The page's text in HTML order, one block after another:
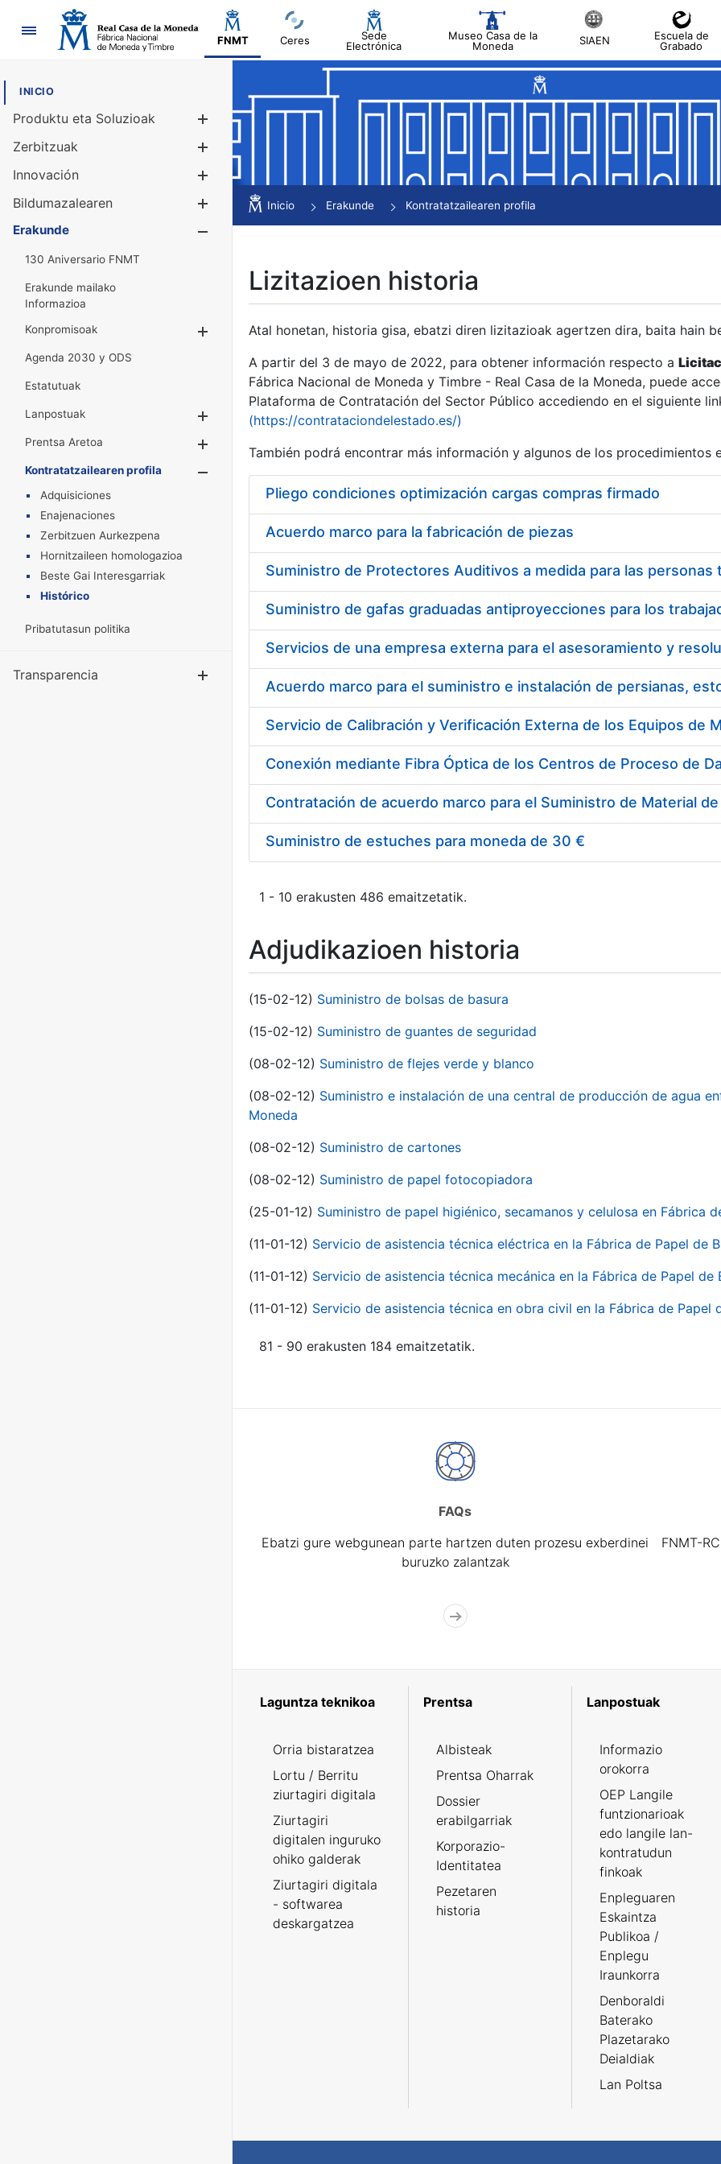
Nabigazioa
FNMT Ceres
Sede
Electrónica
Museo Casa de la
Moneda
SIAEN
Escuela de
Grabado
INICIO
Produktu eta Soluzioak
Erakutsi/Ezkutatu
Zerbitzuak
Innovación
Bildumazalearen
Erakutsi/Ezkutatu
Erakunde
130 Aniversario FNMT
Erakunde mailako
Informazioa
Konpromisoak
Erakutsi/Ezkutatu
Agenda 2030 y ODS
Estatutuak
Lanpostuak
Erakutsi/Ezkutatu
Prentsa Aretoa
Erakutsi/Ezkutatu
Kontratatzailearen profila
Erakutsi/Ezkutatu
Adquisiciones
Enajenaciones
Zerbitzuen Aurkezpena
Hornitzaileen homologazioa
Beste Gai Interesgarriak
Histórico
Pribatutasun politika
Transparencia Erakutsi/Ezkutatu
Inicio Erakunde Kontratatzailearen profila
Lizitazioen historia
Atal honetan, historia gisa, ebatzi diren lizitazioak agertzen dira, baita hain
A partir del 3 de mayo de 2022, para obtener información respecto a
Fábrica Nacional de Moneda y Timbre - Real Casa de la Moneda, puede
Plataforma de Contratación del Sector Público accediendo en el siguiente
(https://contrataciondelestado.es/)
También podrá encontrar más información y algunos de los procedimientos
Pliego condiciones optimización cargas compras firmado
Acuerdo marco para la fabricación de piezas
Acuerdo marco para el suministro e instalación de persianas,
Suministro de estuches para moneda de 30 €
1 - 10 erakusten 486 emaitzetatik.
Adjudikazioen historia
(15-02-12) Suministro de bolsas de basura
(15-02-12) Suministro de guantes de seguridad
(08-02-12) Suministro de flejes verde y blanco
(08-02-12) Suministro e instalación de una central de producción de agua
Moneda
(08-02-12) Suministro de cartones
(08-02-12) Suministro de papel fotocopiadora
(25-01-12) Suministro de papel higiénico, secamanos y celulosa en Fábrica
(11-01-12) Servicio de asistencia técnica eléctrica en la Fábrica de Papel de
(11-01-12) Servicio de asistencia técnica mecánica en la Fábrica de Papel de
(11-01-12) Servicio de asistencia técnica en obra civil en la Fábrica de Papel
81 - 90 erakusten 184 emaitzetatik.
FAQs
Ebatzi gure webgunean parte hartzen duten prozesu exberdinei
buruzko zalantzak
FNMT-
Laguntza teknikoa
Orria bistaratzea
Lortu / Berritu
ziurtagiri digitala
Ziurtagiri
digitalen inguruko
ohiko galderak
Ziurtagiri digitala
- softwarea
deskargatzea
Prentsa
Albisteak
Prentsa Oharrak
Dossier
erabilgarriak
Korporazio-
Identitatea
Pezetaren
historia
Lanpostuak
Informazio
orokorra
OEP Langile
funtzionarioak
edo langile lan-
kontratudun
finkoak
Enpleguaren
Eskaintza
Publikoa /
Enplegu
Iraunkorra
Denboraldi
Baterako
Plazetarako
Deialdiak
Lan Poltsa